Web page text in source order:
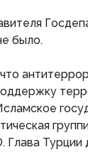
было.
Глава